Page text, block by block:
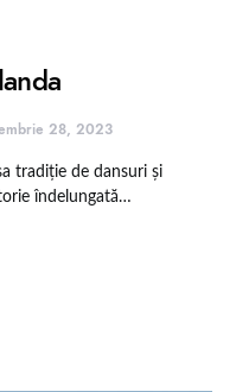
28, 2023
tradiție de dansuri și
îndelungată…